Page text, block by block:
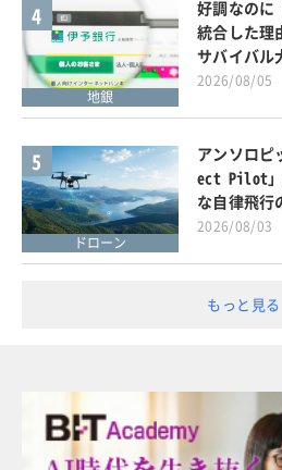
4
地銀
好調なのに
統合した理
サバイバル
2026/08/05
5
ドローン
アンソロピ
ect Pilot」
な自律飛行
2026/08/03
もっと見る